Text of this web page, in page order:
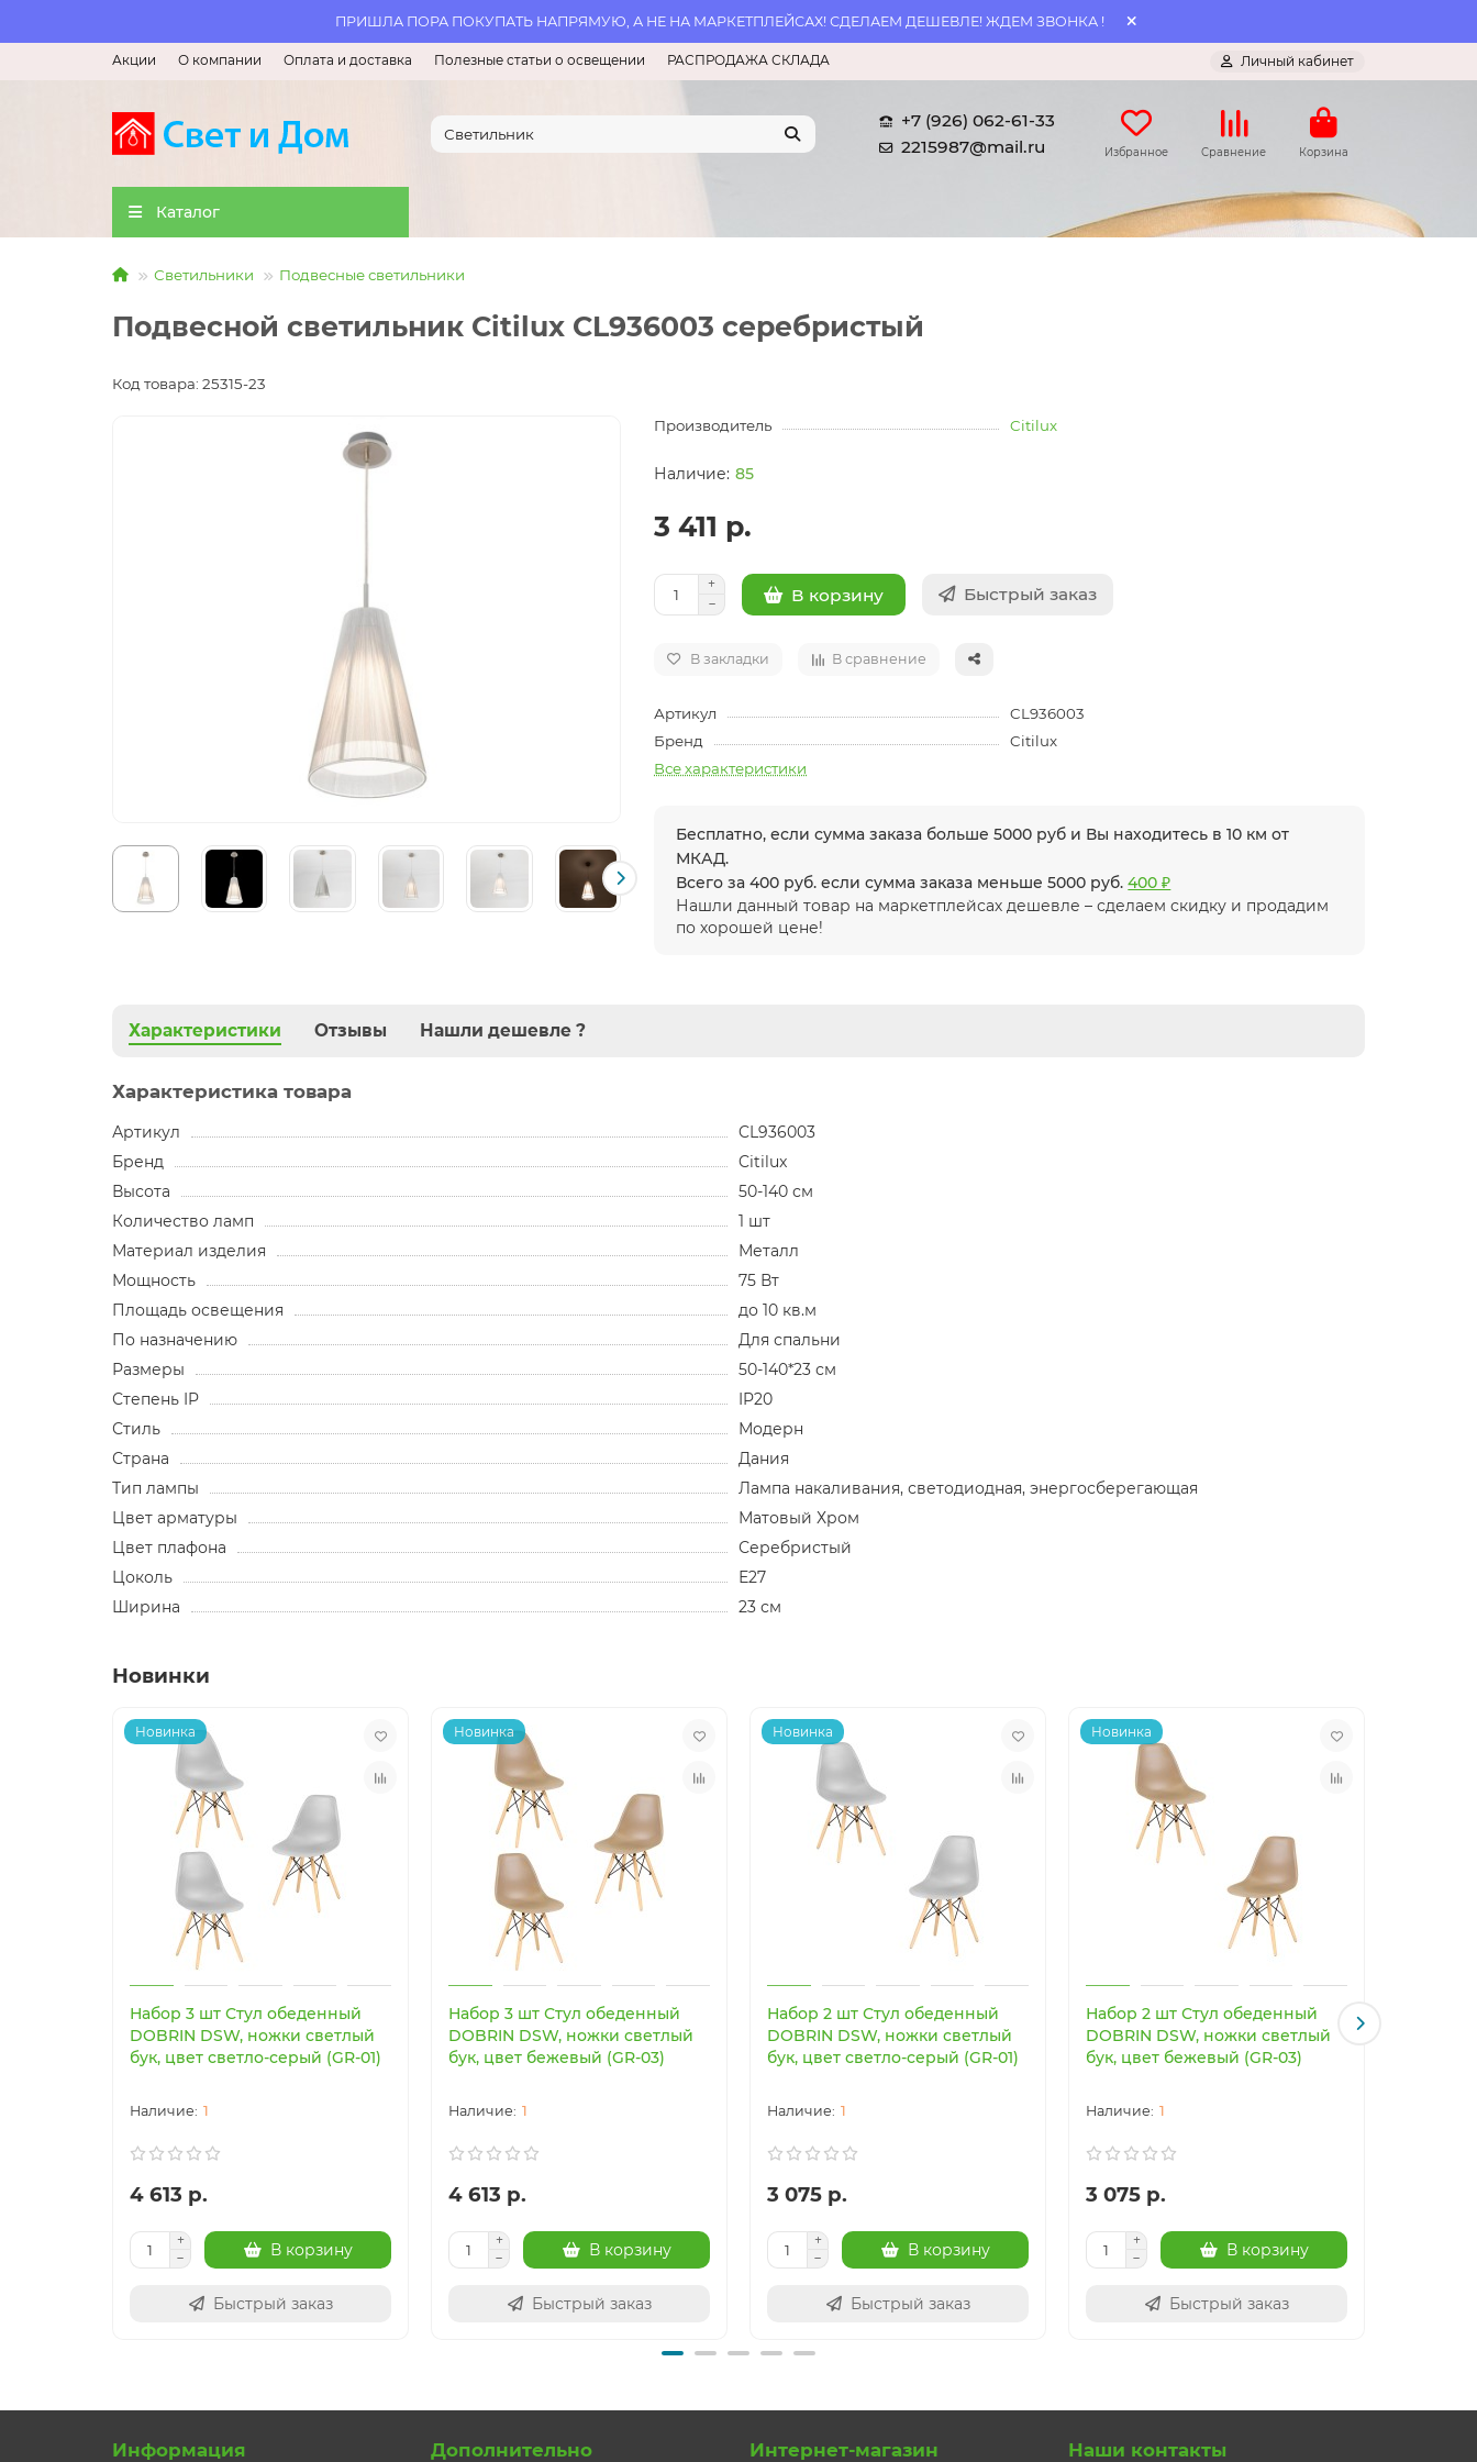
ПРИШЛА ПОРА ПОКУПАТЬ НАПРЯМУЮ, А НЕ НА МАРКЕТПЛЕЙСАХ! СДЕЛАЕМ ДЕШЕВЛЕ! ЖДЕМ ЗВОНКА !
Акции О компании Оплата и доставка Полезные статьи о освещении РАСПРОДАЖА СКЛАДА Личный кабинет
+7 (926) 062-61-33
2215987@mail.ru
Избранное Сравнение Корзина
Каталог
Светильники Подвесные светильники
Подвесной светильник Citilux CL936003 серебристый
Код товара: 25315-23
Производитель Citilux
85
3 411 р.
В корзину Быстрый заказ
В закладки В сравнение
Артикул
CL936003
Бренд
Citilux
Все характеристики
Бесплатно, если сумма заказа больше 5000 руб и Вы находитесь в 10 км от
МКАД.
Всего за 400 руб. если сумма заказа меньше 5000 руб.400 ₽
Нашли данный товар на маркетплейсах дешевле – сделаем скидку и продадим
по хорошей цене!
Характеристики Отзывы Нашли дешевле ?
Характеристика товара
Артикул
CL936003
Бренд
Citilux
Высота
50-140 см
Количество ламп
1 шт
Материал изделия
Металл
Мощность
75 Вт
Площадь освещения
до 10 кв.м
По назначению
Для спальни
Размеры
50-140*23 см
Степень IP
IP20
Стиль
Модерн
Страна
Дания
Тип лампы
Лампа накаливания, светодиодная, энергосберегающая
Цвет арматуры
Матовый Хром
Цвет плафона
Серебристый
Цоколь
Е27
Ширина
23 см
Новинки
Новинка
Набор 3 шт Стул обеденный
DOBRIN DSW, ножки светлый
бук, цвет светло-серый (GR-01)
1
4 613 р.
В корзину
Быстрый заказ
Новинка
Набор 3 шт Стул обеденный
DOBRIN DSW, ножки светлый
бук, цвет бежевый (GR-03)
1
4 613 р.
В корзину
Быстрый заказ
Новинка
Набор 2 шт Стул обеденный
DOBRIN DSW, ножки светлый
бук, цвет светло-серый (GR-01)
1
3 075 р.
В корзину
Быстрый заказ
Новинка
Набор 2 шт Стул обеденный
DOBRIN DSW, ножки светлый
бук, цвет бежевый (GR-03)
1
3 075 р.
В корзину
Быстрый заказ
Информация Дополнительно Интернет-магазин Наши контакты